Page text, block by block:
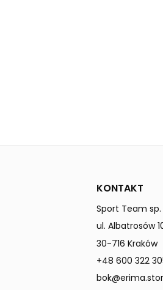
KONTAKT
Sport Team sp.
ul. Albatrosów
30-716 Kraków
+48 600 322